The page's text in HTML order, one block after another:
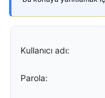
Kullanıcı adı:
Parola: